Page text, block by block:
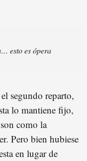
esto es ópera
segundo reparto,
lo mantiene fijo,
como la
Pero bien hubiese
en lugar de